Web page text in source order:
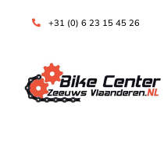
+31 (0) 6 23 15 45 26